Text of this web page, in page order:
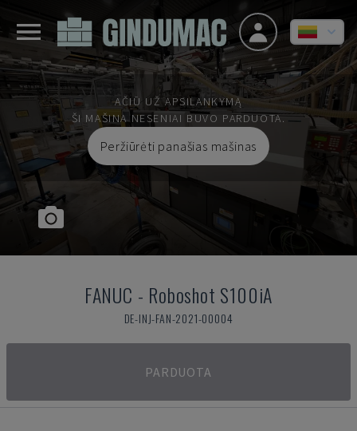
AČIŪ UŽ APSILANKYMĄ
ŠI MAŠINA NESENIAI BUVO PARDUOTA.
Peržiūrėti panašias mašinas
FANUC - Roboshot S100iA
DE-INJ-FAN-2021-00004
PARDUOTA